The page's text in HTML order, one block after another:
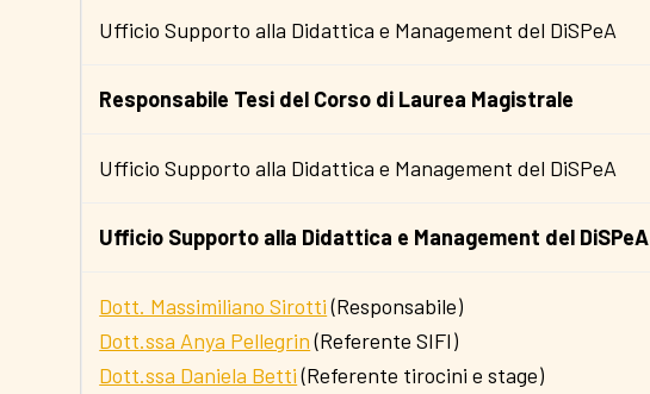
Ufficio Supporto alla Didattica e Management del DiSPeA
Responsabile Tesi del Corso di Laurea Magistrale
Ufficio Supporto alla Didattica e Management del DiSPeA
Ufficio Supporto alla Didattica e Management del DiSPeA
Dott. Massimiliano Sirotti(Responsabile)
Dott.ssa Anya Pellegrin(Referente SIFI)
Dott.ssa Daniela Betti(Referente tirocini e stage)